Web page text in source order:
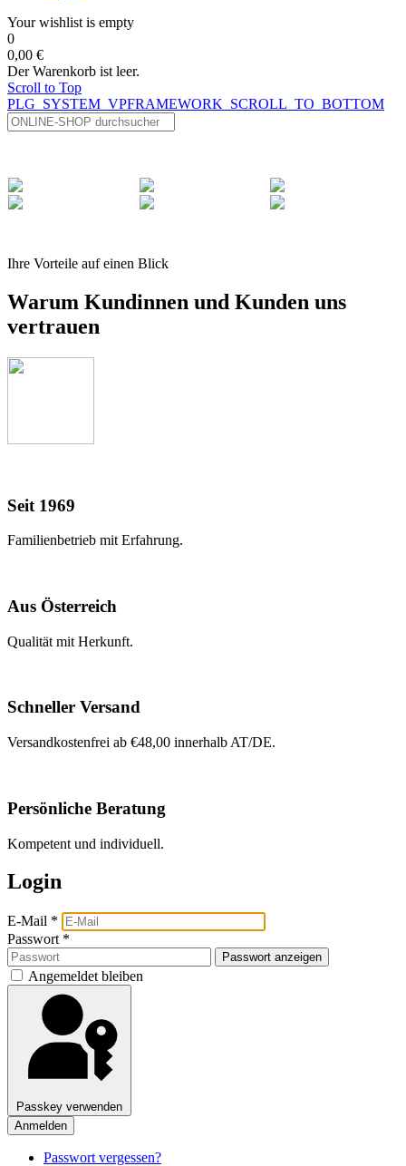
Your wishlist is empty
0
0,00 €
Der Warenkorb ist leer.
Scroll to Top
PLG_SYSTEM_VPFRAMEWORK_SCROLL_TO_BOTTOM
Ihre Vorteile auf einen Blick
Warum Kundinnen und Kunden uns
vertrauen
Seit 1969
Familienbetrieb mit Erfahrung.
Aus Österreich
Qualität mit Herkunft.
Schneller Versand
Versandkostenfrei ab €48,00 innerhalb AT/DE.
Persönliche Beratung
Kompetent und individuell.
Login
E-Mail *
Passwort *
Passwort anzeigen
Angemeldet bleiben
Passkey verwenden
Anmelden
Passwort vergessen?